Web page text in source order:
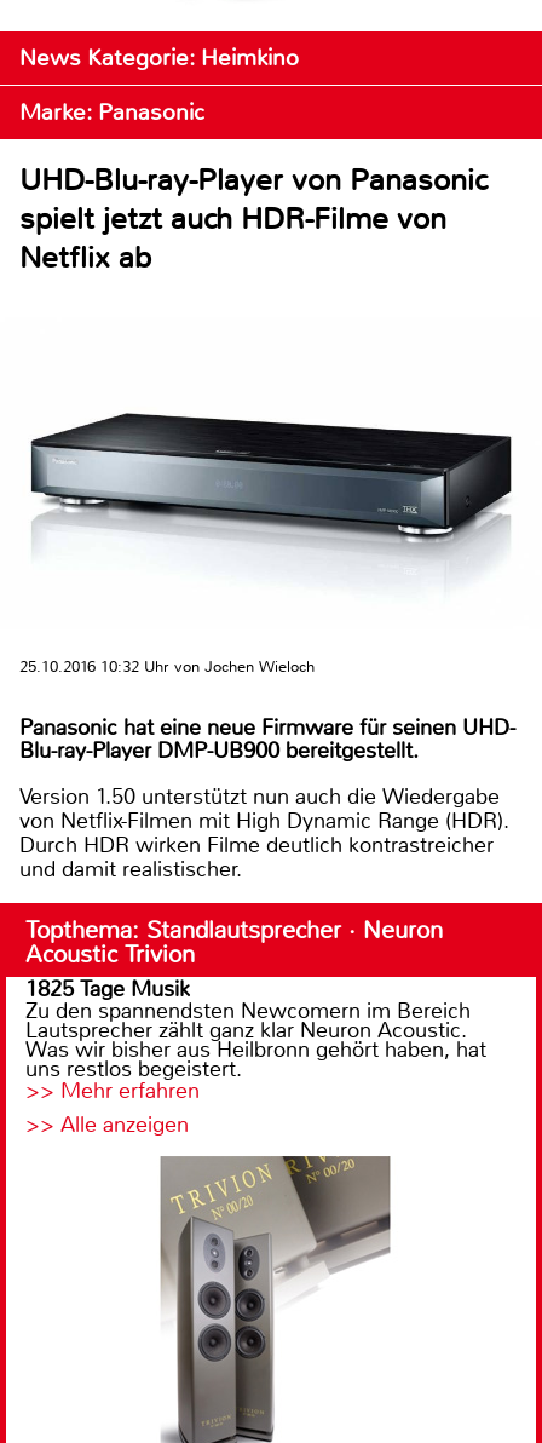
News Kategorie: Heimkino
Marke: Panasonic
UHD-Blu-ray-Player von Panasonic
spielt jetzt auch HDR-Filme von
Netflix ab
25.10.2016 10:32 Uhr von Jochen Wieloch
Panasonic hat eine neue Firmware für seinen UHD-
Blu-ray-Player DMP-UB900 bereitgestellt.
Version 1.50 unterstützt nun auch die Wiedergabe
von Netflix-Filmen mit High Dynamic Range (HDR).
Durch HDR wirken Filme deutlich kontrastreicher
und damit realistischer.
Topthema: Standlautsprecher · Neuron
Acoustic Trivion
1825 Tage Musik
Zu den spannendsten Newcomern im Bereich
Lautsprecher zählt ganz klar Neuron Acoustic.
Was wir bisher aus Heilbronn gehört haben, hat
uns restlos begeistert.
>> Mehr erfahren
>> Alle anzeigen